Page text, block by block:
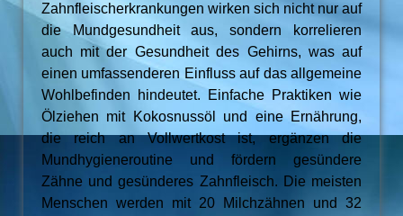
Zahnfleischerkrankungen wirken sich nicht nur auf
die Mundgesundheit aus, sondern korrelieren
auch mit der Gesundheit des Gehirns, was auf
einen umfassenderen Einfluss auf das allgemeine
Wohlbefinden hindeutet. Einfache Praktiken wie
Ölziehen mit Kokosnussöl und eine Ernährung,
die reich an Vollwertkost ist, ergänzen die
Mundhygieneroutine und fördern gesündere
Zähne und gesünderes Zahnfleisch. Die meisten
Menschen werden mit 20 Milchzähnen und 32